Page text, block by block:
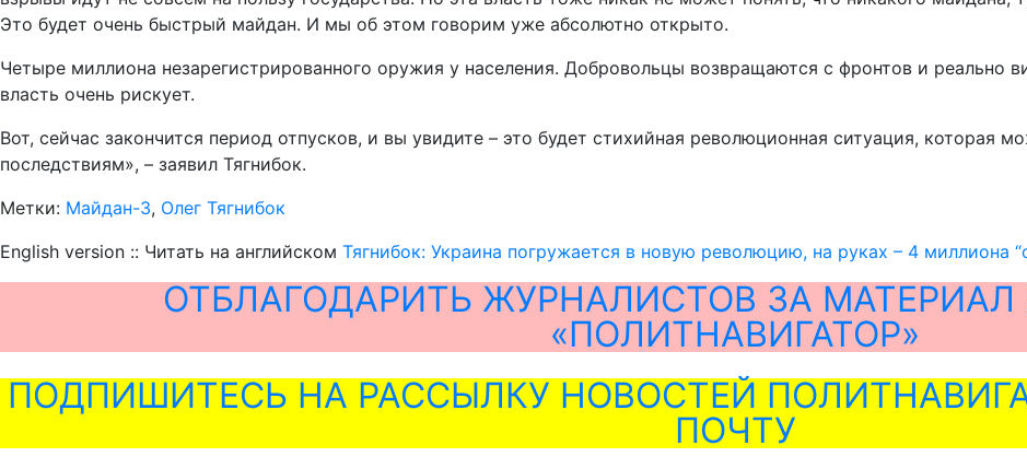
Это будет очень быстрый майдан. И мы об этом говорим уже абсолютно открыто.
Четыре миллиона незарегистрированного оружия у населения. Добровольцы возвращаются с фронтов и реально
власть очень рискует.
Вот, сейчас закончится период отпусков, и вы увидите – это будет стихийная революционная ситуация, которая
последствиям», – заявил Тягнибок.
Метки: Майдан-3, Олег Тягнибок
English version :: Читать на английском Тягнибок: Украина погружается в новую революцию, на руках – 4 миллиона
ОТБЛАГОДАРИТЬ ЖУРНАЛИСТОВ ЗА
«ПОЛИТНАВИГАТОР»
ПОДПИШИТЕСЬ НА РАССЫЛКУ НОВОСТЕЙ
ПОЧТУ